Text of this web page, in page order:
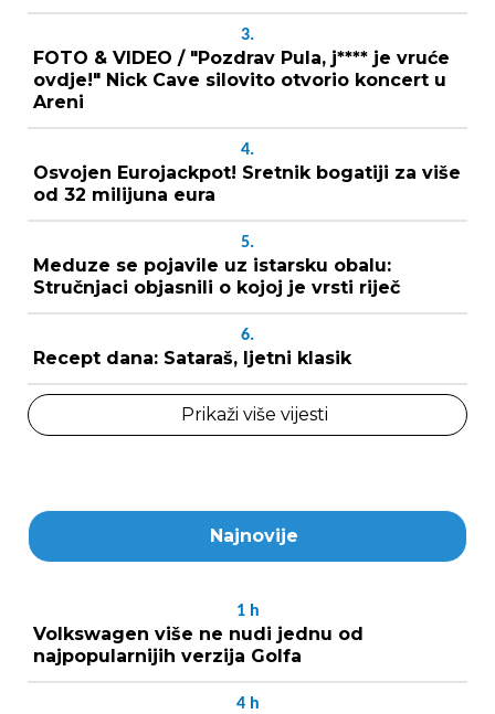
3.
FOTO & VIDEO / "Pozdrav Pula, j**** je vruće
ovdje!" Nick Cave silovito otvorio koncert u
Areni
4.
Osvojen Eurojackpot! Sretnik bogatiji za više
od 32 milijuna eura
5.
Meduze se pojavile uz istarsku obalu:
Stručnjaci objasnili o kojoj je vrsti riječ
6.
Recept dana: Sataraš, ljetni klasik
Prikaži više vijesti
Najnovije
1 h
Volkswagen više ne nudi jednu od
najpopularnijih verzija Golfa
4 h